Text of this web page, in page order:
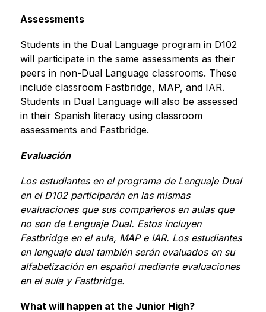
Assessments
Students in the Dual Language program in D102
will participate in the same assessments as their
peers in non-Dual Language classrooms. These
include classroom Fastbridge, MAP, and IAR.
Students in Dual Language will also be assessed
in their Spanish literacy using classroom
assessments and Fastbridge.
Evaluación
Los estudiantes en el programa de Lenguaje Dual
en el D102 participarán en las mismas
evaluaciones que sus compañeros en aulas que
no son de Lenguaje Dual. Estos incluyen
Fastbridge en el aula, MAP e IAR. Los estudiantes
en lenguaje dual también serán evaluados en su
alfabetización en español mediante evaluaciones
en el aula y Fastbridge.
What will happen at the Junior High?